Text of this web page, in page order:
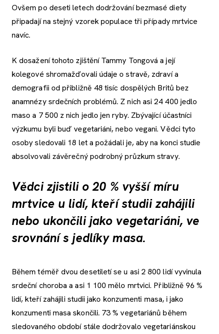
Ovšem po deseti letech dodržování bezmasé diety
připadají na stejný vzorek populace tři případy mrtvice
navíc.
K dosažení tohoto zjištění Tammy Tongová a její
kolegové shromažďovali údaje o stravě, zdraví a
demografii od přibližně 48 tisíc dospělých Britů bez
anamnézy srdečních problémů. Z nich asi 24 400 jedlo
maso a 7 500 z nich jedlo jen ryby. Zbývající účastníci
výzkumu byli buď vegetariáni, nebo vegani. Vědci tyto
osoby sledovali 18 let a požádali je, aby na konci studie
absolvovali závěrečný podrobný průzkum stravy.
Vědci zjistili o 20 % vyšší míru
mrtvice u lidí, kteří studii zahájili
nebo ukončili jako vegetariáni, ve
srovnání s jedlíky masa.
Během téměř dvou desetiletí se u asi 2 800 lidí vyvinula
srdeční choroba a asi 1 100 mělo mrtvici. Přibližně 96 %
lidí, kteří zahájili studii jako konzumenti masa, i jako
konzumenti masa skončili. 73 % vegetariánů během
sledovaného období stále dodržovalo vegetariánskou